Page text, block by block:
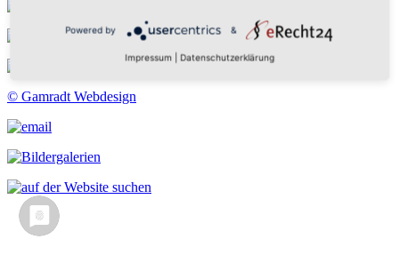
© Gamradt Webdesign
Powered by &
Impressum Datenschutzerklärung